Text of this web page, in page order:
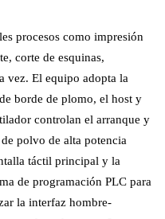
procesos como impresión
corte de esquinas,
vez. El equipo adopta la
borde de plomo, el host y
controlan el arranque y
polvo de alta potencia
táctil principal y la
de programación PLC para
la interfaz hombre-